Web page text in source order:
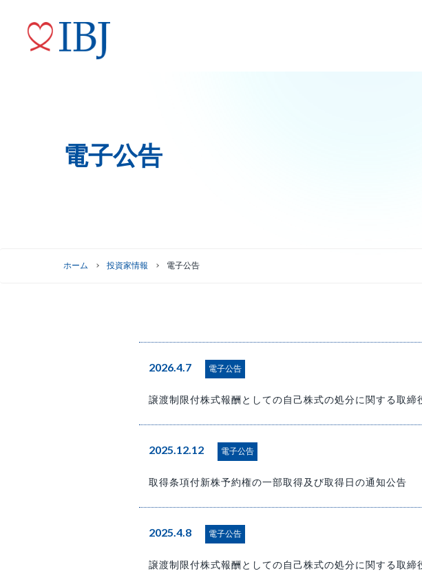
婚活サービス
代表メッセージ
ニュースリリース
株式情報
トップコミットメント
電子公告
ホーム 投資家情報 電子公告
2026.4.7 電子公告
譲渡制限付株式報酬としての自己株式の処分に関する取締
2025.12.12 電子公告
取得条項付新株予約権の一部取得及び取得日の通知公告
2025.4.8 電子公告
譲渡制限付株式報酬としての自己株式の処分に関する取締